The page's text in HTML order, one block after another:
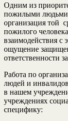
Одним из
пожилыми людьми
организация той
пожилого
взаимодействия с
ощущение
ответственности
Работа по
людей и
в нашем
учреждениях
специфику: